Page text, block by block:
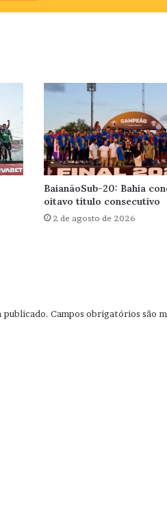
BaianãoSub-20: Bahia
oitavo título consecutivo
2 de agosto de 2026
publicado. Campos obrigatórios são